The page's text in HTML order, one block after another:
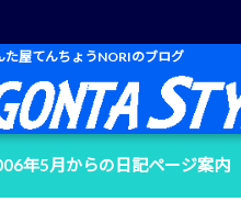
た屋てんちょうNORIのブログ
年5月からの日記ページ案内